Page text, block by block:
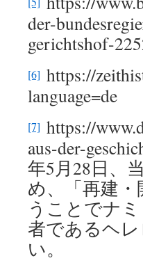
der-
gerichtshof-
[6] https://
language=de
[7] https://
aus-der-
年5月28日、
め、「再建
うことでナ
者であるヘ
い。